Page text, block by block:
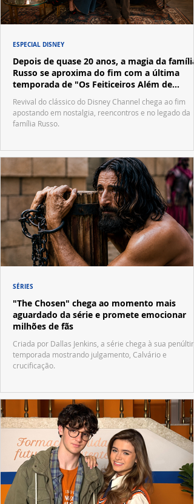
Depois de quase 20 anos, a magia da família
Russo se aproxima do fim com a última
temporada de "Os Feiticeiros Além de
Revival do clássico do Disney Channel chega ao fim
apostando em nostalgia, reencontros e no legado da
família Russo.
ESPECIAL DISNEY
"The Chosen" chega ao momento mais
aguardado da série e promete emocionar
milhões de fãs
Criada por Dallas Jenkins, a série chega à sua
temporada mostrando julgamento, Calvário e
crucificação.
SÉRIES